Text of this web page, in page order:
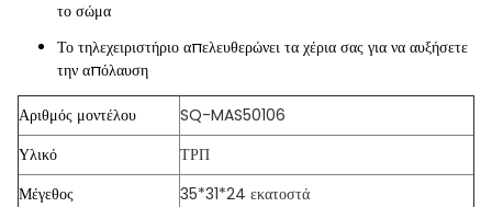
το σώμα
Το τηλεχειριστήριο απελευθερώνει τα χέρια σας για να αυξήσετε
την απόλαυση
Αριθμός μοντέλου
SQ-MAS50106
Υλικό
ΤΡΠ
Μέγεθος
35*31*24 εκατοστά